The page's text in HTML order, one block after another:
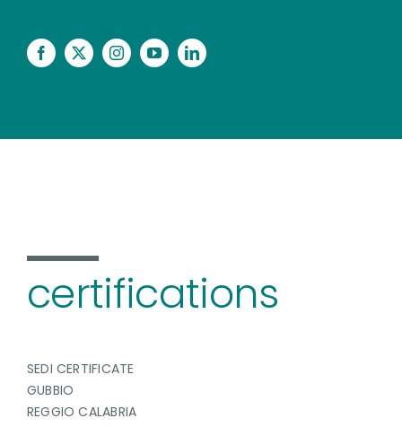
certifications
SEDI CERTIFICATE
GUBBIO
REGGIO CALABRIA